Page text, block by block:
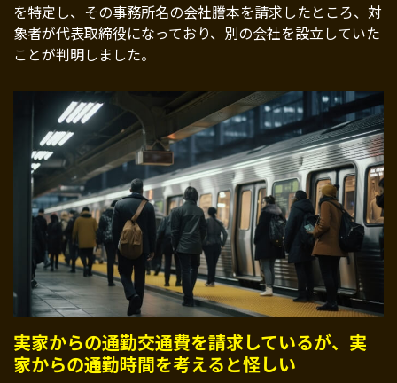
を特定し、その事務所名の会社謄本を請求したところ、対
象者が代表取締役になっており、別の会社を設立していた
ことが判明しました。
実家からの通勤交通費を請求しているが、実
家からの通勤時間を考えると怪しい